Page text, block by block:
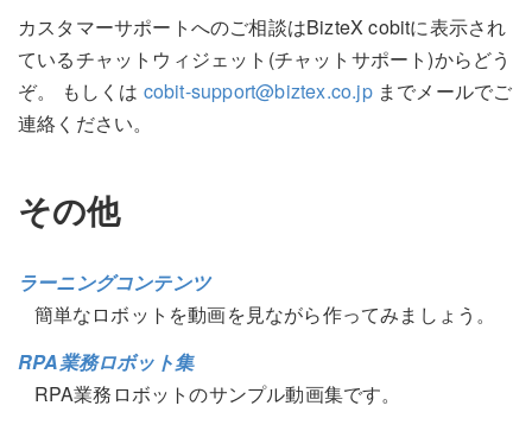
カスタマーサポートへのご相談はBizteX cobitに表示され
ているチャットウィジェット(チャットサポート)からどう
ぞ。 もしくは cobit-support@biztex.co.jpまでメールでご
連絡ください。
その他
ラーニングコンテンツ
簡単なロボットを動画を見ながら作ってみましょう。
RPA業務ロボット集
RPA業務ロボットのサンプル動画集です。